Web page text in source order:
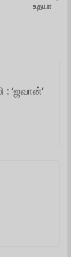
உதயா
: ‘ஜவான்’